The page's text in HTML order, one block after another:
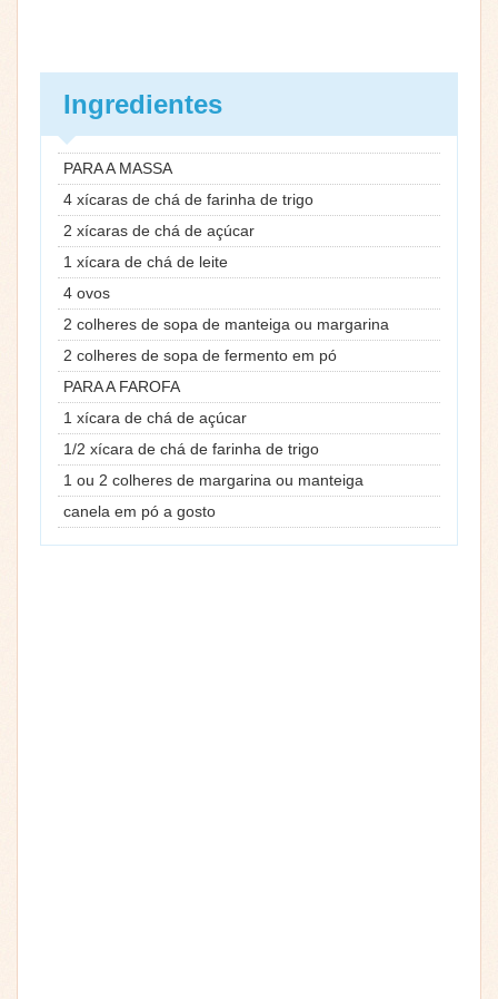
Ingredientes
PARA A MASSA
4 xícaras de chá de farinha de trigo
2 xícaras de chá de açúcar
1 xícara de chá de leite
4 ovos
2 colheres de sopa de manteiga ou margarina
2 colheres de sopa de fermento em pó
PARA A FAROFA
1 xícara de chá de açúcar
1/2 xícara de chá de farinha de trigo
1 ou 2 colheres de margarina ou manteiga
canela em pó a gosto